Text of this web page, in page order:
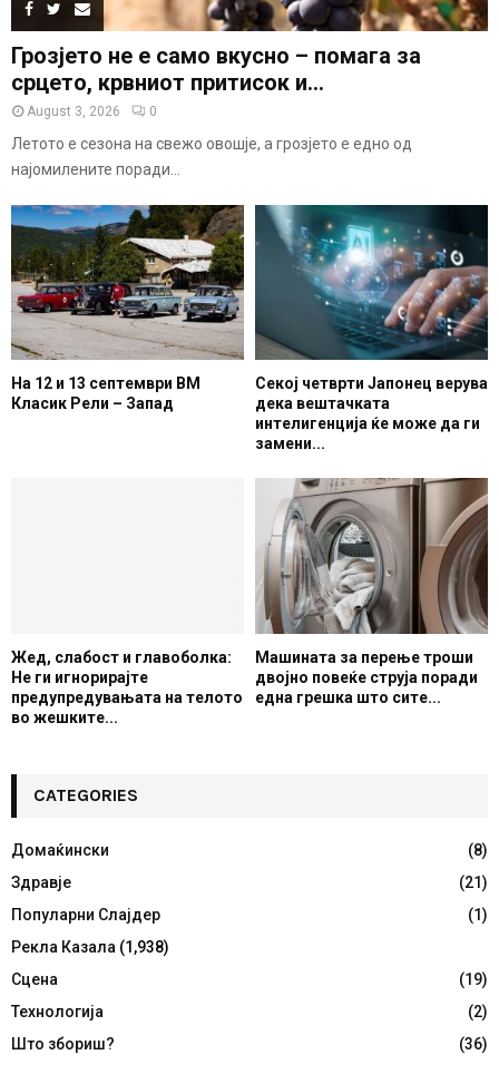
Грозјето не е само вкусно – помага за
срцето, крвниот притисок и...
August 3, 2026 0
Летото е сезона на свежо овошје, а грозјето е едно од
најомилените поради...
На 12 и 13 септември ВМ
Класик Рели – Запад
Секој четврти Јапонец верува
дека вештачката
интелигенција ќе може да ги
замени...
Жед, слабост и главоболка:
Не ги игнорирајте
предупредувањата на телото
во жешките...
Машината за перење троши
двојно повеќе струја поради
една грешка што сите...
CATEGORIES
Домаќински
(8)
Здравје
(21)
Популарни Слајдер
(1)
Рекла Казала (1,938)
Сцена
(19)
Технологија
(2)
Што збориш?
(36)